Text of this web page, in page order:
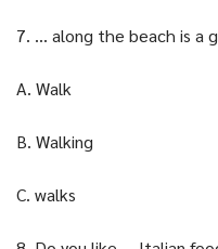
7. … along the beach is a
A. Walk
B. Walking
C. walks